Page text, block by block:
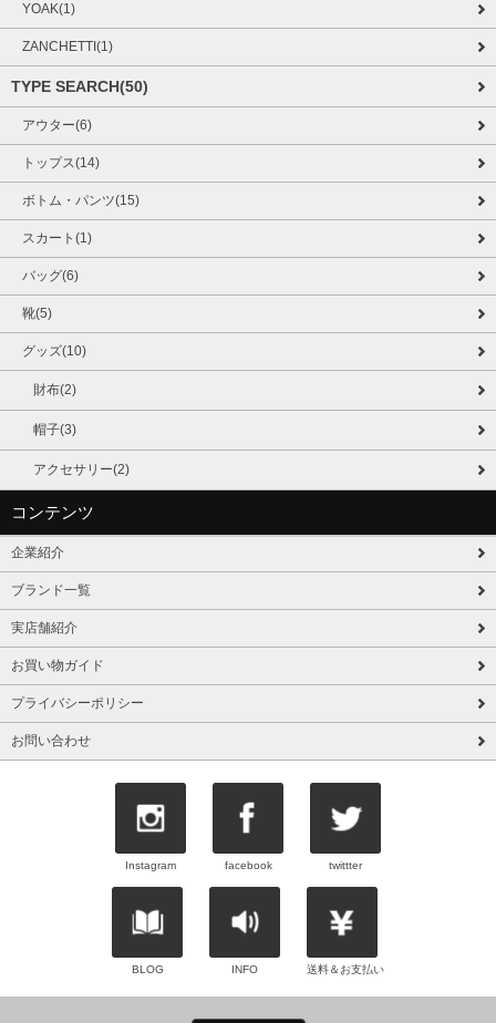
YOAK(1)
ZANCHETTI(1)
TYPE SEARCH(50)
アウター(6)
トップス(14)
ボトム・パンツ(15)
スカート(1)
バッグ(6)
靴(5)
グッズ(10)
財布(2)
帽子(3)
アクセサリー(2)
コンテンツ
企業紹介
ブランド一覧
実店舗紹介
お買い物ガイド
プライバシーポリシー
お問い合わせ
Instagram facebook twittter
BLOG INFO 送料＆お支払い